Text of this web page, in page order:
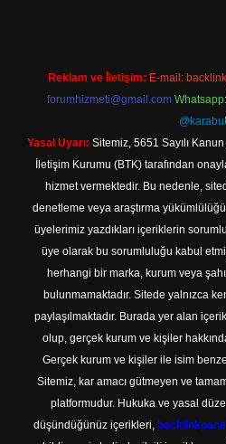
Reklam ve İletişim: E-mail:
forumhizmeti@gmail.com
@karabul
Yasal Uyarı: Sitemiz, 5651 Sayılı
İletişim Kurumu (BTK) tarafından
hizmet vermektedir. Bu nedenle,
denetleme veya araştırma
üyelerimiz yazdıkları içeriklerin
üye olarak bu sorumluluğu kabul
herhangi bir marka, kurum veya
bulunmamaktadır. Sitede yalnızca
paylaşılmaktadır. Burada yer alan
olup, gerçek kurum ve kişiler
Gerçek kurum ve kişiler ile isim
Sitemiz, kar amacı gütmeyen ve
platformudur. Hukuka ve yasal
düşündüğünüz içerikleri,